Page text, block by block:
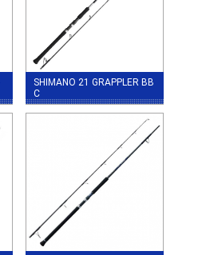
SHIMANO 21 GRAPPLER BB
C